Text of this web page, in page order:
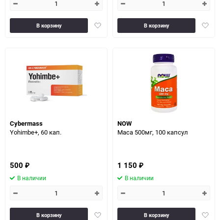
Добавить
В корзину В корзину
Cybermass
Yohimbe+, 60 кап.
500 ₽
В наличии
Добавить
В корзину
NOW
Maca 500мг, 100 капсул
1 150 ₽
В наличии
В корзину